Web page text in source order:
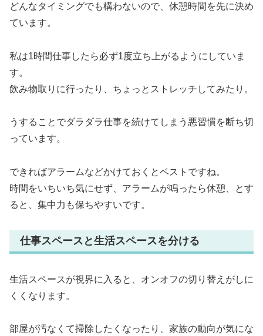
どんなタイミングでも構わないので、休憩時間を先に決め
ています。
私は1時間仕事したら必ず1度立ち上がるようにしていま
す。
飲み物取りに行ったり、ちょっとストレッチしてみたり。
うすることでダラダラ仕事を続けてしまう悪習慣を断ち切
っています。
できればアラームなどかけておくとベストですね。
時間をいちいち気にせず、アラームが鳴ったら休憩、とす
ると、集中力も保ちやすいです。
仕事スペースと生活スペースを分ける
生活スペースが視界に入ると、オンオフの切り替えがしに
くくなります。
部屋が汚なくて掃除したくなったり、家族の動向が気にな